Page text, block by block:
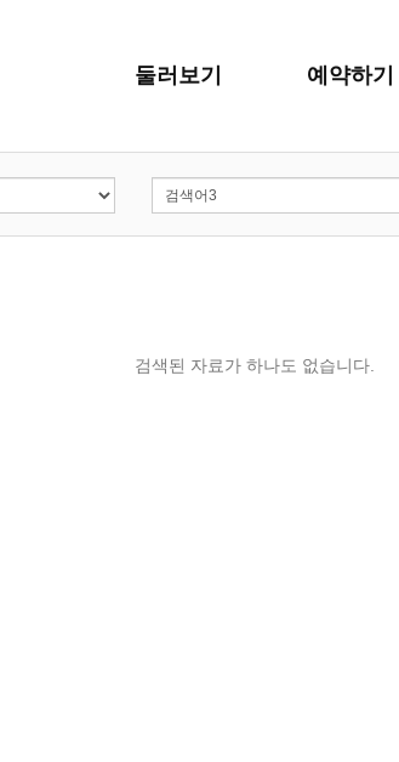
둘러보기 예약하기
검색된 자료가 하나도 없습니다.